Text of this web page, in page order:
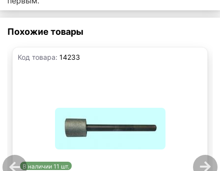
Похожие товары
Код товара: 14233
В наличии 11 шт.